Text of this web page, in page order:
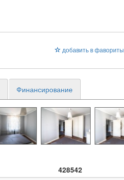
добавить в фавориты
Финансирование
428542